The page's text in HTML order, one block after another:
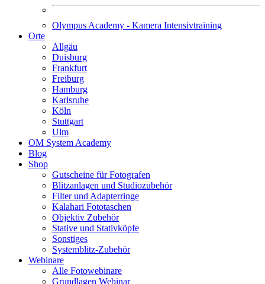
Olympus Academy - Kamera Intensivtraining
Orte
Allgäu
Duisburg
Frankfurt
Freiburg
Hamburg
Karlsruhe
Köln
Stuttgart
Ulm
OM System Academy
Blog
Shop
Gutscheine für Fotografen
Blitzanlagen und Studiozubehör
Filter und Adapterringe
Kalahari Fototaschen
Objektiv Zubehör
Stative und Stativköpfe
Sonstiges
Systemblitz-Zubehör
Webinare
Alle Fotowebinare
Grundlagen Webinar